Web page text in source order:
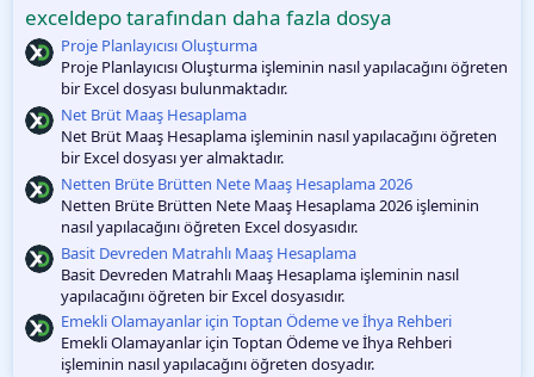
0
O
y
l
a
m
a
exceldepo tarafından daha fazla dosya
Proje Planlayıcısı Oluşturma
Proje Planlayıcısı Oluşturma işleminin nasıl yapılacağını öğreten
bir Excel dosyası bulunmaktadır.
Net Brüt Maaş Hesaplama
Net Brüt Maaş Hesaplama işleminin nasıl yapılacağını öğreten
bir Excel dosyası yer almaktadır.
Netten Brüte Brütten Nete Maaş Hesaplama 2026
Netten Brüte Brütten Nete Maaş Hesaplama 2026 işleminin
nasıl yapılacağını öğreten Excel dosyasıdır.
Basit Devreden Matrahlı Maaş Hesaplama
Basit Devreden Matrahlı Maaş Hesaplama işleminin nasıl
yapılacağını öğreten bir Excel dosyasıdır.
Emekli Olamayanlar için Toptan Ödeme ve İhya Rehberi
Emekli Olamayanlar için Toptan Ödeme ve İhya Rehberi
işleminin nasıl yapılacağını öğreten dosyadır.